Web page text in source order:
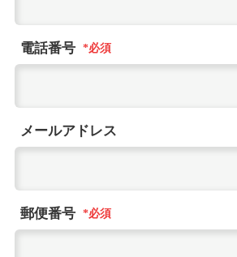
電話番号
メールアドレス
郵便番号